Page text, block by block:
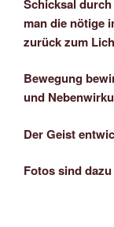
Schicksal
man die nötige
zurück zum
Bewegung
und
Der Geist
Fotos sind